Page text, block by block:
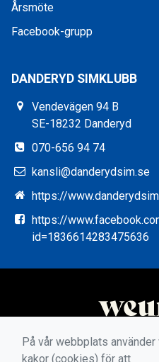
Årsmöte
Facebook-grupp
DANDERYD SIMKLUBB
Vendevägen 94 B
SE-18232 Danderyd
070-656 94 74
kansli@danderydsim.se
https://
https://
id=1836614283475636
På vår webbplats använder
kakor (cookies) för att